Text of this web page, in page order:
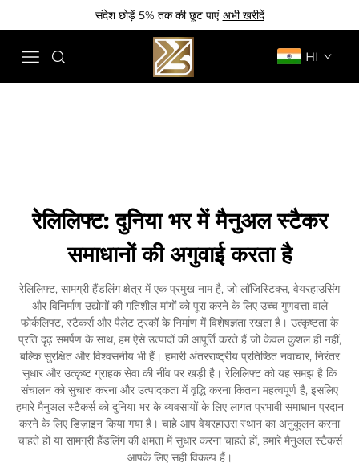
संदेश छोड़ें 5% तक की छूट पाएं अभी खरीदें
HI
रेलिलिफ्ट: दुनिया भर में मैनुअल स्टैकर
समाधानों की अगुवाई करता है
रेलिलिफ्ट, सामग्री हैंडलिंग क्षेत्र में एक प्रमुख नाम है, जो लॉजिस्टिक्स, वेयरहाउसिंग
और विनिर्माण उद्योगों की गतिशील मांगों को पूरा करने के लिए उच्च गुणवत्ता वाले
फोर्कलिफ्ट, स्टैकर्स और पैलेट ट्रकों के निर्माण में विशेषज्ञता रखता है। उत्कृष्टता के
प्रति दृढ़ समर्पण के साथ, हम ऐसे उत्पादों की आपूर्ति करते हैं जो केवल कुशल ही नहीं,
बल्कि सुरक्षित और विश्वसनीय भी हैं। हमारी अंतरराष्ट्रीय प्रतिष्ठित नवाचार, निरंतर
सुधार और उत्कृष्ट ग्राहक सेवा की नींव पर खड़ी है। रेलिलिफ्ट को यह समझ है कि
संचालन को सुचारु करना और उत्पादकता में वृद्धि करना कितना महत्वपूर्ण है, इसलिए
हमारे मैनुअल स्टैकर्स को दुनिया भर के व्यवसायों के लिए लागत प्रभावी समाधान प्रदान
करने के लिए डिज़ाइन किया गया है। चाहे आप वेयरहाउस स्थान का अनुकूलन करना
चाहते हों या सामग्री हैंडलिंग की क्षमता में सुधार करना चाहते हों, हमारे मैनुअल स्टैकर्स
आपके लिए सही विकल्प हैं।